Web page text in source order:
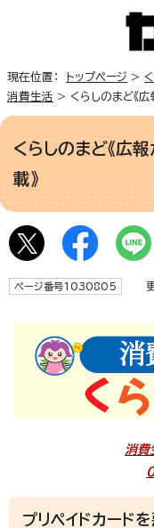
現在位置： トップページ >
消費生活 > くらしのまど《
くらしのまど《広
載》
ページ番号1030805 更
消費
プリペイドカード